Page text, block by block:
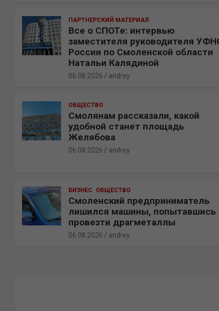
ПАРТНЕРСКИЙ МАТЕРИАЛ
Все о СПОТе: интервью
заместителя руководителя
России по Смоленской области
Натальи Калядиной
06.08.2026 andrey
ОБЩЕСТВО
Смолянам рассказали, какой
удобной станет площадь
Желябова
06.08.2026 andrey
БИЗНЕС ОБЩЕСТВО
Смоленский предприниматель
лишился машины, попытавшись
провезти драгметаллы
06.08.2026 andrey